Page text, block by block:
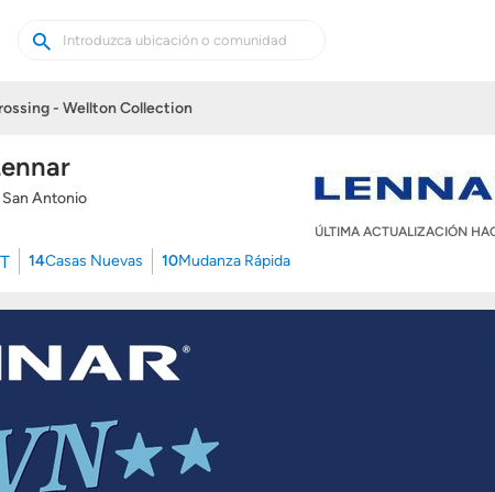
Buscar
casas
Buscar
- Wellton Collection
Antonio
ÚLTIMA ACTUALIZACIÓN
14Casas Nuevas 10Mudanza Rápida